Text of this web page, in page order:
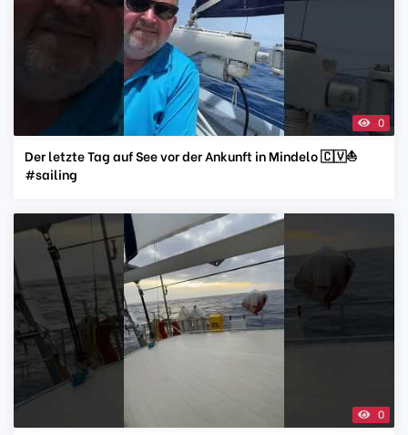
0
Der letzte Tag auf See vor der Ankunft in Mindelo 🇨🇻⛵️
#sailing
0